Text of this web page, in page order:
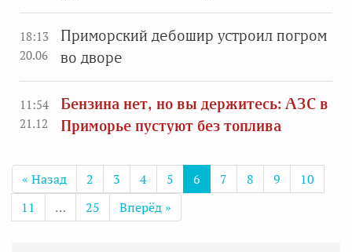
18:13
20.06
Приморский дебошир устроил погром
во дворе
11:54
21.12
Бензина нет, но вы держитесь: АЗС в
Приморье пустуют без топлива
« Назад 2 3 4 5 6 7 8 9
10
11
… 25 Вперёд »